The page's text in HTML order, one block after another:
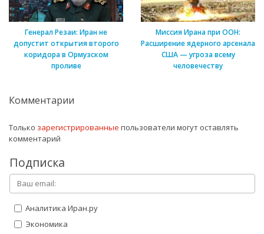
Генерал Резаи: Иран не
допустит открытия второго
коридора в Ормузском
проливе
Миссия Ирана при ООН:
Расширение ядерного арсенала
США — угроза всему
человечеству
Комментарии
Только зарегистрированные пользователи могут оставлять
комментарий
Подписка
Аналитика Иран.ру
Экономика